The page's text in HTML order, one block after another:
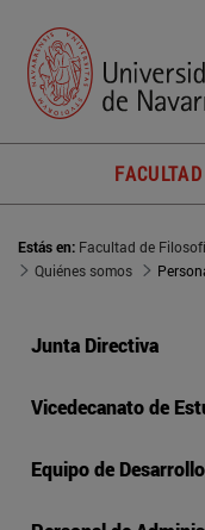
Estás en: Facultad de
Quiénes somos
Junta Directiva
Vicedecanato de
Equipo de Desarrollo